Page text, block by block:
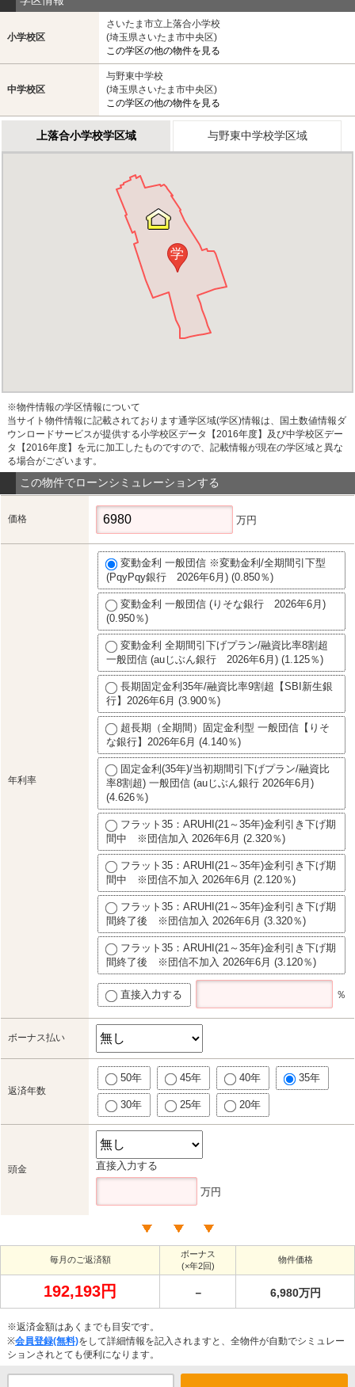
小学校区
さいたま市立上落合小学校
(埼玉県さいたま市中央区)
この学区の他の物件を見る
中学校区
与野東中学校
(埼玉県さいたま市中央区)
この学区の他の物件を見る
上落合小学校学区域 与野東中学校学区域
学
※物件情報の学区情報について
当サイト物件情報に記載されております通学区域(学区)情報は、国土数値情報ダ
ウンロードサービスが提供する小学校区データ【2016年度】及び中学校区デー
タ【2016年度】を元に加工したものですので、記載情報が現在の学区域と異な
る場合がございます。
この物件でローンシミュレーションする
価格 万円
年利率
変動金利 一般団信 ※変動金利/全期間引下型
(PqyPqy銀行 2026年6月) (0.850％)
変動金利 一般団信 (りそな銀行 2026年6月)
(0.950％)
変動金利 全期間引下げプラン/融資比率8割超
一般団信 (auじぶん銀行 2026年6月) (1.125％)
長期固定金利35年/融資比率9割超【SBI新生銀
行】2026年6月 (3.900％)
超長期（全期間）固定金利型 一般団信【りそ
な銀行】2026年6月 (4.140％)
固定金利(35年)/当初期間引下げプラン/融資比
率8割超) 一般団信 (auじぶん銀行 2026年6月)
(4.626％)
フラット35：ARUHI(21～35年)金利引き下げ期
間中 ※団信加入 2026年6月 (2.320％)
フラット35：ARUHI(21～35年)金利引き下げ期
間中 ※団信不加入 2026年6月 (2.120％)
フラット35：ARUHI(21～35年)金利引き下げ期
間終了後 ※団信加入 2026年6月 (3.320％)
フラット35：ARUHI(21～35年)金利引き下げ期
間終了後 ※団信不加入 2026年6月 (3.120％)
直接入力する ％
ボーナス払い
返済年数
50年 45年 40年 35年
30年 25年 20年
頭金 直接入力する
万円
毎月のご返済額
ボーナス
(×年2回)
物件価格
192,193円 － 6,980万円
※返済金額はあくまでも目安です。
※会員登録(無料)をして詳細情報を記入されますと、全物件が自動でシミュレー
ションされとても便利になります。